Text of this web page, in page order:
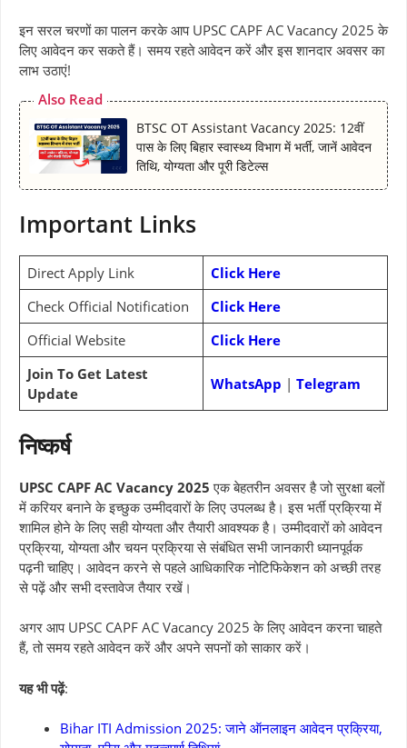
इन सरल चरणों का पालन करके आप UPSC CAPF AC Vacancy 2025 के
लिए आवेदन कर सकते हैं। समय रहते आवेदन करें और इस शानदार अवसर का
लाभ उठाएं!
Also Read
BTSC OT Assistant Vacancy 2025: 12वीं
पास के लिए बिहार स्वास्थ्य विभाग में भर्ती, जानें आवेदन
तिथि, योग्यता और पूरी डिटेल्स
Important Links
Direct Apply Link
Click Here
Check Official Notification
Click Here
Official Website
Click Here
Join To Get Latest
Update
WhatsApp | Telegram
निष्कर्ष
UPSC CAPF AC Vacancy 2025 एक बेहतरीन अवसर है जो सुरक्षा बलों
में करियर बनाने के इच्छुक उम्मीदवारों के लिए उपलब्ध है। इस भर्ती प्रक्रिया में
शामिल होने के लिए सही योग्यता और तैयारी आवश्यक है। उम्मीदवारों को आवेदन
प्रक्रिया, योग्यता और चयन प्रक्रिया से संबंधित सभी जानकारी ध्यानपूर्वक
पढ़नी चाहिए। आवेदन करने से पहले आधिकारिक नोटिफिकेशन को अच्छी तरह
से पढ़ें और सभी दस्तावेज तैयार रखें।
अगर आप UPSC CAPF AC Vacancy 2025 के लिए आवेदन करना चाहते
हैं, तो समय रहते आवेदन करें और अपने सपनों को साकार करें।
यह भी पढ़ें:
Bihar ITI Admission 2025: जाने ऑनलाइन आवेदन प्रक्रिया,